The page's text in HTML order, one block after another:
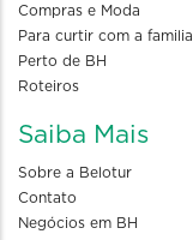
Compras e Moda
Para curtir com a familia
Perto de BH
Roteiros
Saiba Mais
Sobre a Belotur
Contato
Negócios em BH